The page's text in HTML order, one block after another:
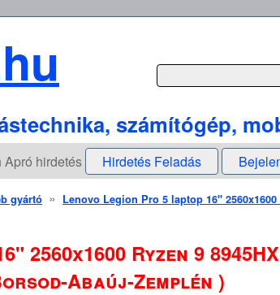
számítógép,
Apró hirdetés Hirdetés Feladás
gyártó » Lenovo Legion Pro 5 laptop 16" 2560x1600
2560x1600 Ryzen 9
Abaúj-Zemplén )